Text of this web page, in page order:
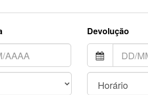
Devolução